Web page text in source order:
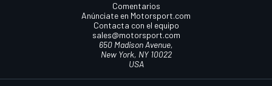
Comentarios
Anúnciate en Motorsport.com
Contacta con el equipo
sales@motorsport.com
650 Madison Avenue,
New York, NY 10022
USA